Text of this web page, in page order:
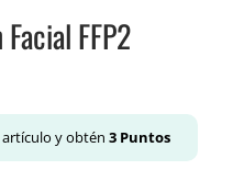
FFP2
y obtén 3Puntos